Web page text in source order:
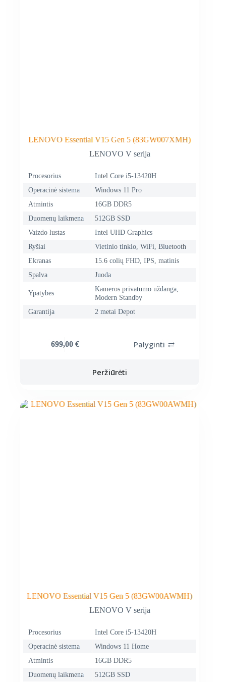
LENOVO Essential V15 Gen 5 (83GW007XMH)
LENOVO V serija
Procesorius
Intel Core i5-13420H
Operacinė sistema
Windows 11 Pro
Atmintis
16GB DDR5
Duomenų laikmena
512GB SSD
Vaizdo lustas
Intel UHD Graphics
Ryšiai
Vietinio tinklo, WiFi, Bluetooth
Ekranas
15.6 colių FHD, IPS, matinis
Spalva
Juoda
Ypatybes
Kameros privatumo uždanga,
Modern Standby
Garantija
2 metai Depot
699,00 € Palyginti
Peržiūrėti
LENOVO Essential V15 Gen 5 (83GW00AWMH)
LENOVO V serija
Procesorius
Intel Core i5-13420H
Operacinė sistema
Windows 11 Home
Atmintis
16GB DDR5
Duomenų laikmena
512GB SSD